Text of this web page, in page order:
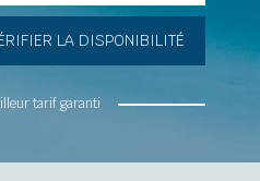
LA DISPONIBILITÉ
tarif garanti